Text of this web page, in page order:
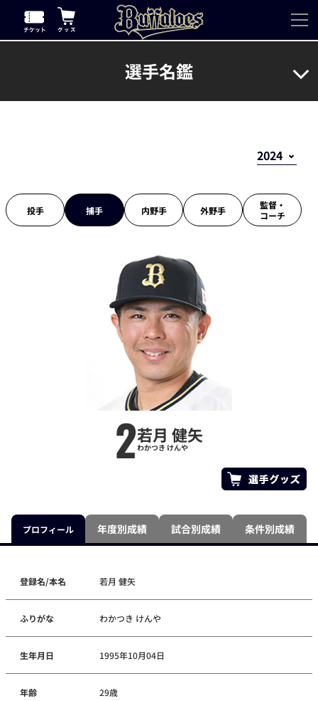
選手名鑑
投手 捕手 内野手 外野手
監督・
コーチ
2若月 健矢
わかつき けんや
プロフィール 年度別成績 試合別成績 条件別成績
登録名/本名 若月 健矢
ふりがな わかつき けんや
生年月日 1995年10月04日
年齢 29歳